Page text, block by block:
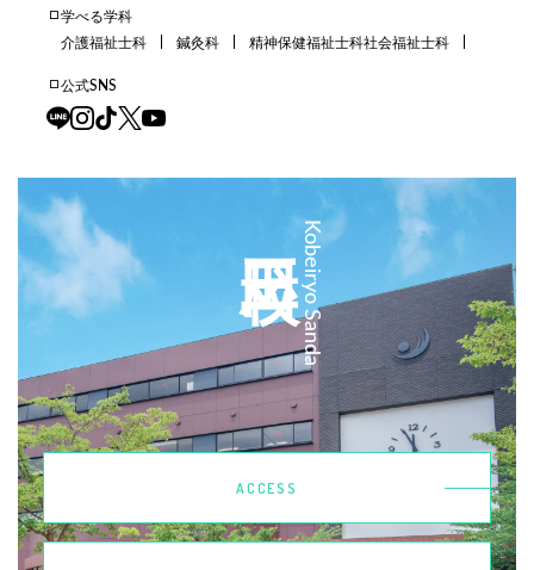
学べる学科
介護福祉士科
鍼灸科 精神保健福祉士科社会福祉士科
公式SNS
Kobeiryo Sanda
ACCESS